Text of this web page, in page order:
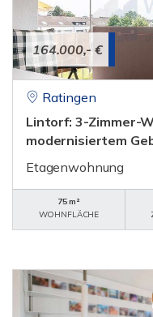
164.000,- €
Ratingen
Lintorf: 3-Zimmer-
modernisiertem
Etagenwohnung
75 m²
WOHNFLÄCHE